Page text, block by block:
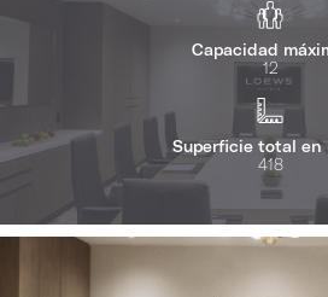
Capacidad
12
Superficie total en
418